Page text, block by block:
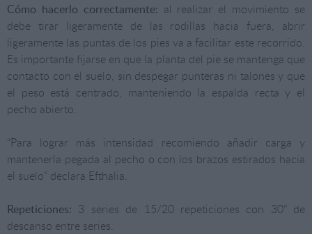
Cómo hacerlo correctamente: al realizar el movimiento se
debe tirar ligeramente de las rodillas hacia fuera, abrir
ligeramente las puntas de los pies va a facilitar este recorrido.
Es importante fijarse en que la planta del pie se mantenga que
contacto con el suelo, sin despegar punteras ni talones y que
el peso está centrado, manteniendo la espalda recta y el
pecho abierto.
“Para lograr más intensidad recomiendo añadir carga y
mantenerla pegada al pecho o con los brazos estirados hacia
el suelo” declara Efthalia.
Repeticiones: 3 series de 15/20 repeticiones con 30” de
descanso entre series.